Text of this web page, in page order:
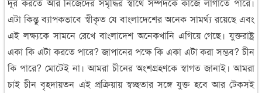
দূর করতে আর নিজেদের সমৃদ্ধির স্বার্থে সম্পদকে কাজে লাগাতে পারে।
এটা কিন্তু ব্যাপকভাবে স্বীকৃত যে বাংলাদেশের অনেক সামর্থ্য রয়েছে এবং
এই লক্ষ্যকে সামনে রেখে বাংলাদেশ অনেকখানি এগিয়ে গেছে। যুক্তরাষ্ট্র
একা কি এটা করতে পারে? জাপানের পক্ষে কি একা এটা করা সম্ভব? চীন
কি পারে? মোটেই না। আমরা চীনের অংশগ্রহণকে স্বাগত জানাই। আমরা
চাই চীন বৃহদায়তন এই প্রক্রিয়ায় স্বচ্ছতার সঙ্গে যুক্ত হবে আর টেকসই